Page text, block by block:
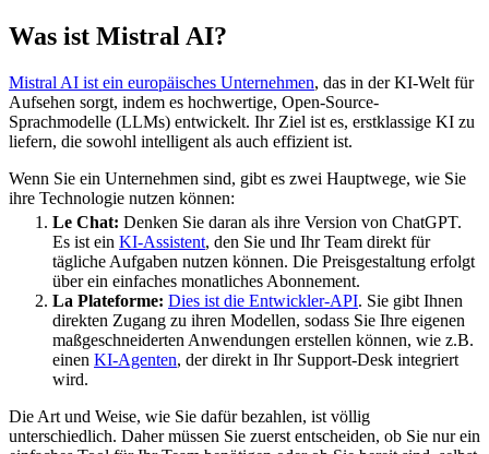
Was ist Mistral AI?
Mistral AI ist ein europäisches Unternehmen, das in der KI-Welt für
Aufsehen sorgt, indem es hochwertige, Open-Source-
Sprachmodelle (LLMs) entwickelt. Ihr Ziel ist es, erstklassige KI zu
liefern, die sowohl intelligent als auch effizient ist.
Wenn Sie ein Unternehmen sind, gibt es zwei Hauptwege, wie Sie
ihre Technologie nutzen können:
Le Chat: Denken Sie daran als ihre Version von ChatGPT.
Es ist ein KI-Assistent, den Sie und Ihr Team direkt für
tägliche Aufgaben nutzen können. Die Preisgestaltung erfolgt
über ein einfaches monatliches Abonnement.
La Plateforme: Dies ist die Entwickler-API. Sie gibt Ihnen
direkten Zugang zu ihren Modellen, sodass Sie Ihre eigenen
maßgeschneiderten Anwendungen erstellen können, wie z.B.
einen KI-Agenten, der direkt in Ihr Support-Desk integriert
wird.
Die Art und Weise, wie Sie dafür bezahlen, ist völlig
unterschiedlich. Daher müssen Sie zuerst entscheiden, ob Sie nur ein